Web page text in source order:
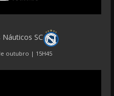
SC
outubro | 15H45